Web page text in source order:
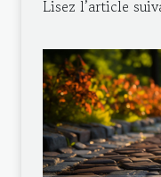
Lisez l’article